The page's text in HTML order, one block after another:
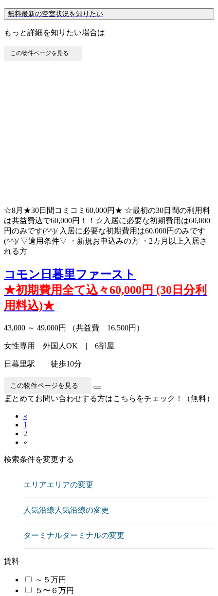
無料最新の空室状況を知りたい
もっと詳細を知りたい場合は
この物件ページを見る
☆8月★30日間コミコミ60,000円★ ☆最初の30日間の利用料
は共益費込で60,000円！！☆入居に必要な初期費用は60,000
円のみです(^^)/ 入居に必要な初期費用は60,000円のみです
(^^)/ ▽適用条件▽ ・新規お申込みの方 ・2カ月以上入居さ
れる方
コモン日暮里ファースト
★初期費用全て込々60,000円 (30日分利
用料込)★
43,000 ～ 49,000円 （共益費 16,500円）
女性専用 外国人OK | 6部屋
日暮里駅 徒歩10分
この物件ページを見る
まとめてお問い合わせする方はこちらをチェック！（無料）
«
1
2
»
検索条件を変更する
エリアエリアの変更
人気沿線 人気沿線の変更
ターミナルターミナルの変更
賃料
～５万円
５〜６万円